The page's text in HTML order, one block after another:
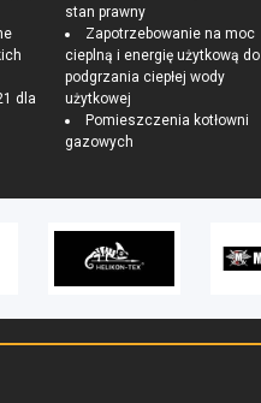
dla
stan prawny
Zapotrzebowanie na moc
cieplną i energię użytkową do
podgrzania ciepłej wody
użytkowej
Pomieszczenia kotłowni
gazowych